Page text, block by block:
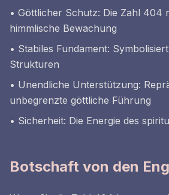
• Göttlicher Schutz: Die Zahl 404
himmlische Bewachung
• Stabiles Fundament:
Strukturen
• Unendliche Unterstützung:
unbegrenzte göttliche Führung
• Sicherheit: Die Energie des
Botschaft von den